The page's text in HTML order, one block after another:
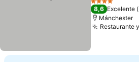
4 Estrellas
8,6 Excelente
Mánchester
Restaurante